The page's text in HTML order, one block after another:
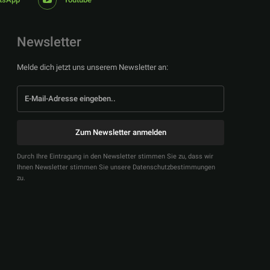
Newsletter
Melde dich jetzt uns unserem Newsletter an:
Zum Newsletter anmelden
Durch Ihre Eintragung in den Newsletter stimmen Sie zu, dass wir
Ihnen Newsletter stimmen Sie unsere Datenschutzbestimmungen
zu.